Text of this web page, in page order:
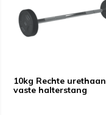
10kg Rechte urethaan
vaste halterstang